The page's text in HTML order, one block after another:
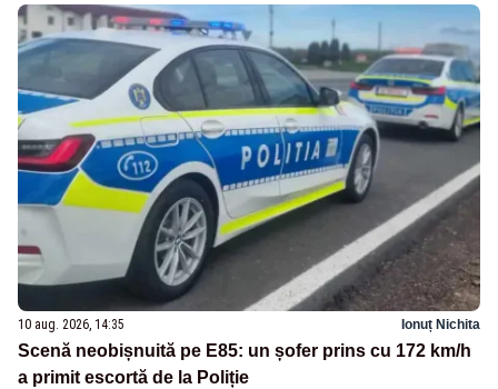
10 aug. 2026, 14:35 Ionuț Nichita
Scenă neobișnuită pe E85: un șofer prins cu 172 km/h
a primit escortă de la Poliție